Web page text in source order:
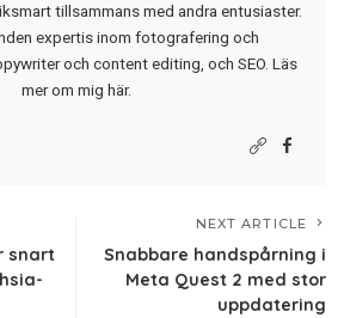
tillsammans med andra entusiaster.
expertis inom fotografering och
och content editing, och SEO. Läs
mer om mig här.
snart
NEXT ARTICLE
Snabbare handspårning i
Meta Quest 2 med stor
uppdatering